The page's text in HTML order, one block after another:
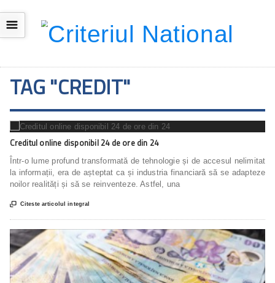
☰
TAG "CREDIT"
Creditul online disponibil 24 de ore din 24
Într-o lume profund transformată de tehnologie și de accesul nelimitat
la informații, era de așteptat ca și industria financiară să se adapteze
noilor realități și să se reinventeze. Astfel, una
 Citeste articolul integral